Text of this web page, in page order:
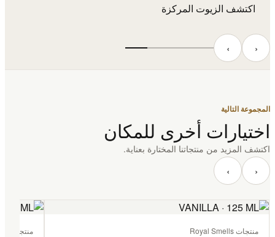
اكتشف الزيوت المركزة
‹ ›
المجموعة التالية
اختيارات أخرى للمكان
اكتشف المزيد من منتجاتنا المختارة بعناية.
‹ ›
منتجات Royal Smells منتجات Royal Smells